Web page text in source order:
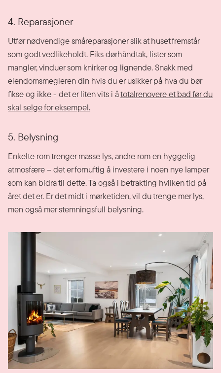
4. Reparasjoner
Utfør nødvendige småreparasjoner slik at huset fremstår
som godt vedlikeholdt. Fiks dørhåndtak, lister som
mangler, vinduer som knirker og lignende. Snakk med
eiendomsmegleren din hvis du er usikker på hva du bør
fikse og ikke - det er liten vits i åtotalrenovere et bad før du
skal selge for eksempel.
5. Belysning
Enkelte rom trenger masse lys, andre rom en hyggelig
atmosfære – det er fornuftig å investere i noen nye lamper
som kan bidra til dette. Ta også i betrakting hvilken tid på
året det er. Er det midt i mørketiden, vil du trenge mer lys,
men også mer stemningsfull belysning.